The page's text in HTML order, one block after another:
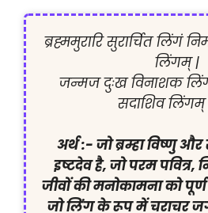
ब्रह्ममुरारि सुरार्चित लिंगं
लिंगम् |
जन्मज दुःख विनाशक
सदाशिव लिंगम्
अर्थ :- जो ब्रम्हा विष्णु
इष्टदेव है, जो परम पवित्र,
जीवों की मनोकामना को
जो लिंग के रूप में चराचर